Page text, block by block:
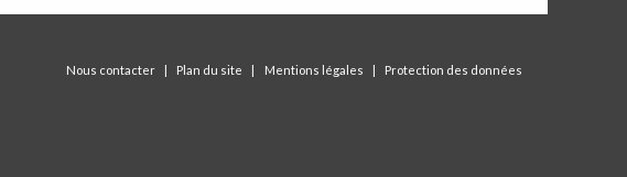
Nous contacter Plan du site Mentions légales Protection des données